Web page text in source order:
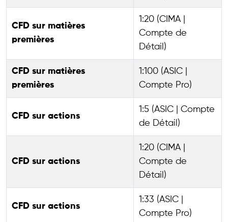
CFD sur matières
premières
1:20 (CIMA |
Compte de
Détail)
CFD sur matières
premières
1:100 (ASIC |
Compte Pro)
CFD sur actions
1:5 (ASIC | Compte
de Détail)
CFD sur actions
1:20 (CIMA |
Compte de
Détail)
CFD sur actions
1:33 (ASIC |
Compte Pro)